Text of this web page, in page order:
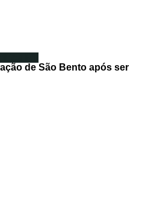
de São Bento após ser